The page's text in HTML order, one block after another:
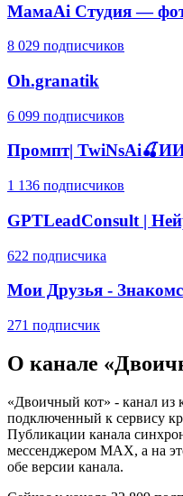
МамаAi Студия —
8 029 подписчиков
Oh.granatik
6 099 подписчиков
Промпт|
1 136 подписчиков
GPTLeadConsult |
622 подписчика
Мои Друзья -
271 подписчик
О канале «
«Двоичный кот» - канал из
подключенный к сервису
Публикации канала
мессенджером MAX, а на
обе версии канала.